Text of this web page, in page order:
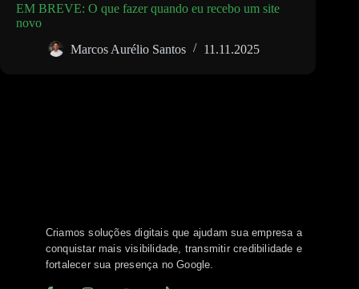
EM BREVE: O que fazer quando eu recebo um site
novo
Marcos Aurélio Santos
11.11.2025
Criamos soluções digitais que ajudam sua empresa a
conquistar mais visibilidade, transmitir credibilidade e
fortalecer sua presença no Google.